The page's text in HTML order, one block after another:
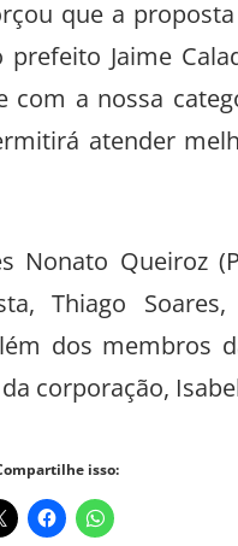
que a
prefeito Jaime
com a nossa
atender
Nonato Queiroz
Thiago
dos membros
corporação,
Compartilhe isso: